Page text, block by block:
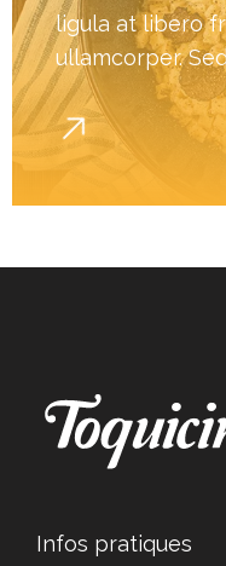
ligula at libero
ullamcorper.
Infos pratiques